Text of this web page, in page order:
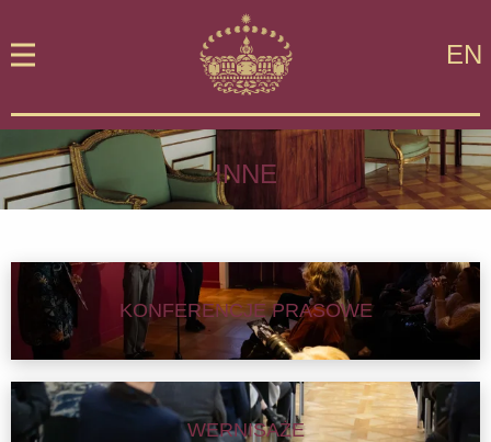
EN
INNE
KONFERENCJE PRASOWE
WERNISAŻE